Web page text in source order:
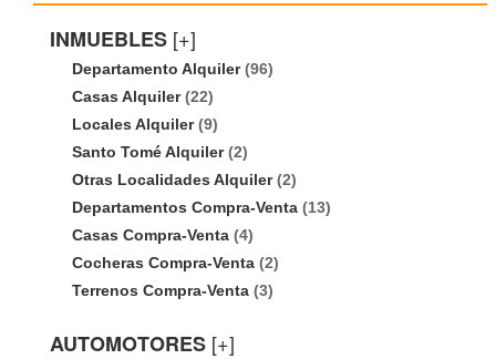
INMUEBLES [+]
Departamento Alquiler(96)
Casas Alquiler(22)
Locales Alquiler(9)
Santo Tomé Alquiler(2)
Otras Localidades Alquiler(2)
Departamentos Compra-Venta (13)
Casas Compra-Venta (4)
Cocheras Compra-Venta (2)
Terrenos Compra-Venta (3)
AUTOMOTORES [+]